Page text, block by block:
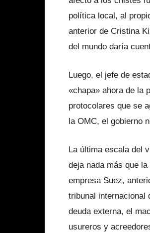
política local, al
anterior de Cristina
del mundo daría
Luego, el jefe de
«chapa» ahora de la
protocolares que se
la OMC, el gobierno
La última escala del
deja nada más que
empresa Suez,
tribunal internacional
deuda externa, el
usureros y